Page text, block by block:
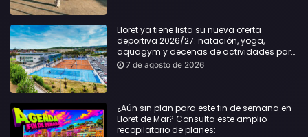
Lloret ya tiene lista su nueva oferta
deportiva 2026/27: natación, yoga,
aquagym y decenas de actividades para
todas las edades
7 de agosto de 2026
¿Aún sin plan para este fin de semana en
Lloret de Mar? Consulta este amplio
recopilatorio de planes: